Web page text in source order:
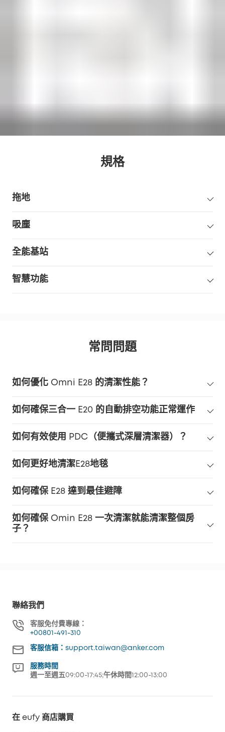
規格
拖地
吸塵
全能基站
智慧功能
常問問題
如何優化 Omni E28 的清潔性能？
髒點清潔：
保持軟體更新：
如何確保三合一 E20 的自動排空功能正常運作
如何有效使用 PDC（便攜式深層清潔器）？
如何更好地清潔E28地毯
如何確保 E28 達到最佳避障
如何確保 Omin E28 一次清潔就能清潔整個房
子？
聯絡我們
客服免付費專線：
+00801-491-310
客服信箱：support.taiwan@anker.com
服務時間
週一至週五09:00-17:45;午休時間12:00-13:00
在 eufy 商店購買